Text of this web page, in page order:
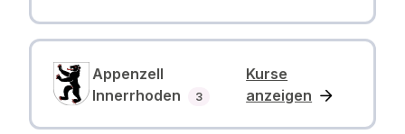
Appenzell
Innerrhoden
3Anzahl Kurse
Kurse
anzeigen